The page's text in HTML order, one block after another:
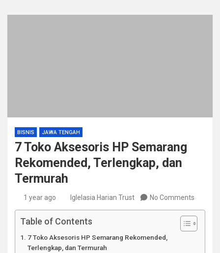
BISNIS JAWA TENGAH
7 Toko Aksesoris HP Semarang
Rekomended, Terlengkap, dan
Termurah
1 year ago Iglelasia Harian Trust No Comments
Table of Contents
7 Toko Aksesoris HP Semarang Rekomended,
Terlengkap, dan Termurah